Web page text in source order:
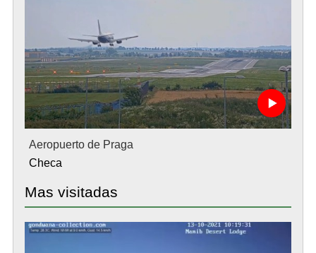
Aeropuerto de Praga
Checa
Mas visitadas